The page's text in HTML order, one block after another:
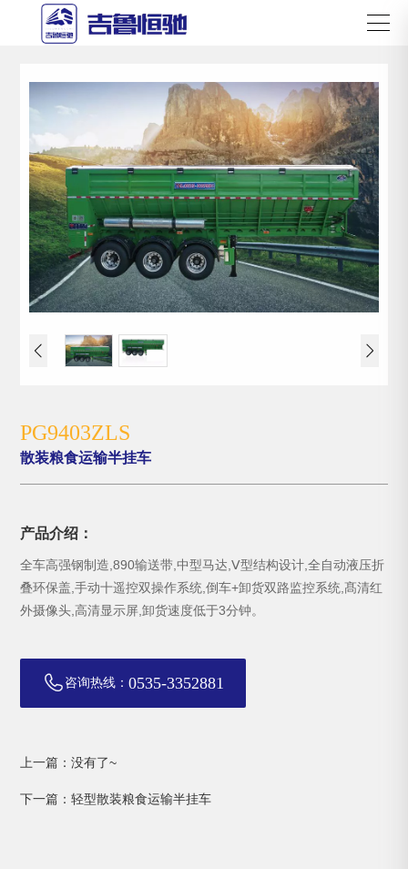
PG9403ZLS
散装粮食运输半挂车
产品介绍：
全车高强钢制造,890输送带,中型马达,Ⅴ型结构设计,全自动液压折
叠环保盖,手动十遥控双操作系统,倒车+卸货双路监控系统,髙清红
外摄像头,高清显示屏,卸货速度低于3分钟。
咨询热线： 0535-3352881
上一篇：没有了~
下一篇：轻型散装粮食运输半挂车